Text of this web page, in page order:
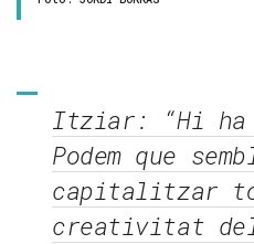
Itziar: “Hi ha
Podem que
capitalitzar
creativitat del